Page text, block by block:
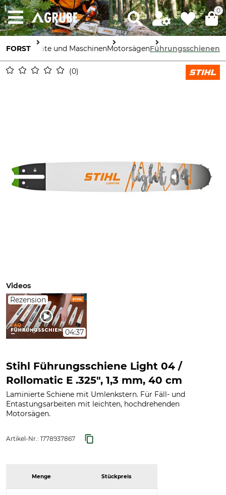
0
FORSTGeräte und MaschinenMotorsägenFührungsschienen
0
Videos
Rezension
04:37
Stihl Führungsschiene Light 04 /
Rollomatic E .325", 1,3 mm, 40 cm
Laminierte Schiene mit Umlenkstern. Für Fäll- und
Entastungsarbeiten mit leichten, hochdrehenden
Motorsägen.
Artikel-Nr.: 1778937867
Menge Stückpreis